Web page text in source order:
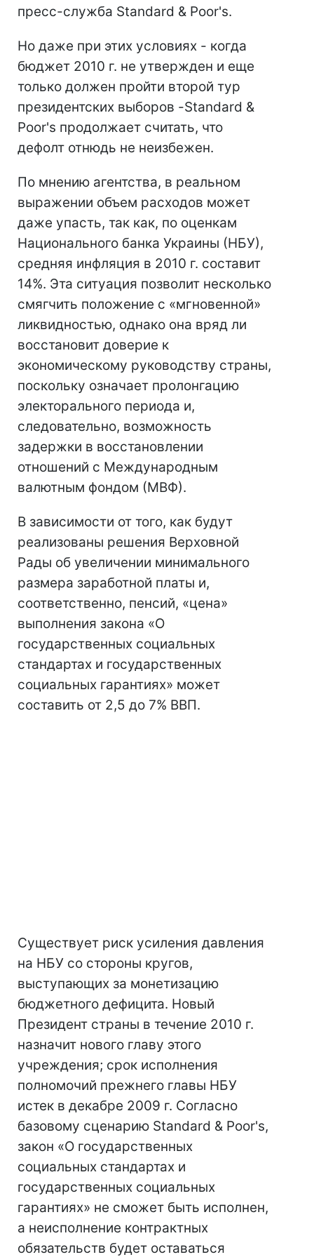
пресс-служба Standard & Poor's.
Но даже при этих условиях - когда
бюджет 2010 г. не утвержден и еще
только должен пройти второй тур
президентских выборов -Standard &
Poor's продолжает считать, что
дефолт отнюдь не неизбежен.
По мнению агентства, в реальном
выражении объем расходов может
даже упасть, так как, по оценкам
Национального банка Украины (НБУ),
средняя инфляция в 2010 г. составит
14%. Эта ситуация позволит несколько
смягчить положение с «мгновенной»
ликвидностью, однако она вряд ли
восстановит доверие к
экономическому руководству страны,
поскольку означает пролонгацию
электорального периода и,
следовательно, возможность
задержки в восстановлении
отношений с Международным
валютным фондом (МВФ).
В зависимости от того, как будут
реализованы решения Верховной
Рады об увеличении минимального
размера заработной платы и,
соответственно, пенсий, «цена»
выполнения закона «О
государственных социальных
стандартах и государственных
социальных гарантиях» может
составить от 2,5 до 7% ВВП.
Существует риск усиления давления
на НБУ со стороны кругов,
выступающих за монетизацию
бюджетного дефицита. Новый
Президент страны в течение 2010 г.
назначит нового главу этого
учреждения; срок исполнения
полномочий прежнего главы НБУ
истек в декабре 2009 г. Согласно
базовому сценарию Standard & Poor's,
закон «О государственных
социальных стандартах и
государственных социальных
гарантиях» не сможет быть исполнен,
а неисполнение контрактных
обязательств будет оставаться